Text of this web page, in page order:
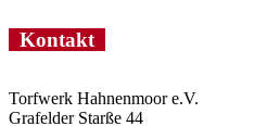
Kontakt
Torfwerk Hahnenmoor e.V.
Grafelder Starße 44